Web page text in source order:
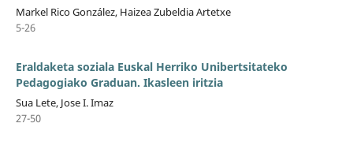
Markel Rico González, Haizea Zubeldia Artetxe
5-26
Eraldaketa soziala Euskal Herriko Unibertsitateko
Pedagogiako Graduan. Ikasleen iritzia
Sua Lete, Jose I. Imaz
27-50